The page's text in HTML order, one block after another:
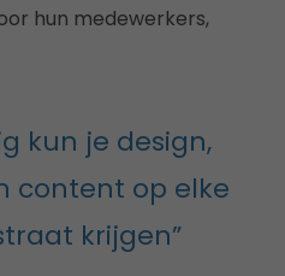
hun medewerkers,
kun je design,
content op elke
krijgen”